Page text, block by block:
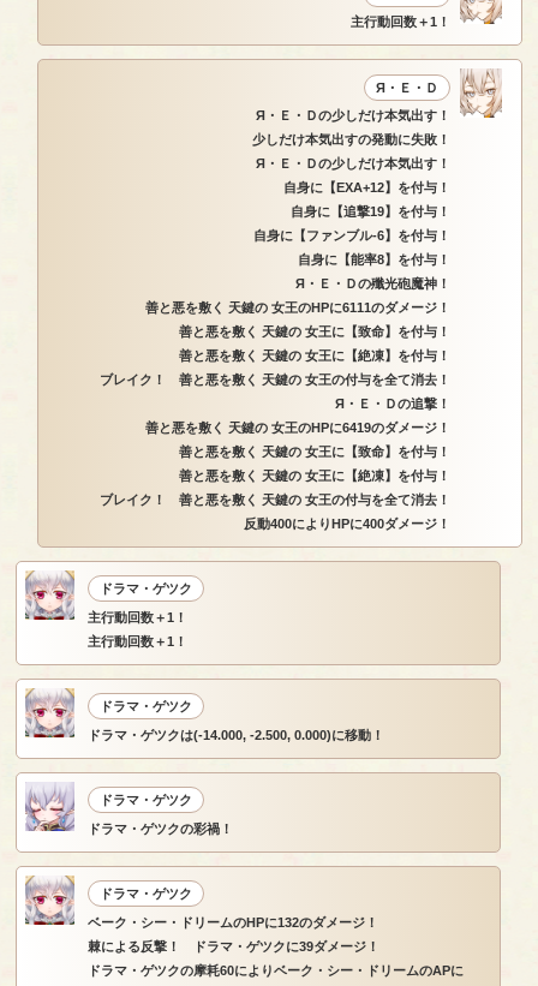
主行動回数＋1！
Я・Ｅ・Ｄ
Я・Ｅ・Ｄの少しだけ本気出す！
少しだけ本気出すの発動に失敗！
Я・Ｅ・Ｄの少しだけ本気出す！
自身に【EXA+12】を付与！
自身に【追撃19】を付与！
自身に【ファンブル-6】を付与！
自身に【能率8】を付与！
Я・Ｅ・Ｄの殲光砲魔神！
善と悪を敷く 天鍵の 女王のHPに6111のダメージ！
善と悪を敷く 天鍵の 女王に【致命】を付与！
善と悪を敷く 天鍵の 女王に【絶凍】を付与！
ブレイク！ 善と悪を敷く 天鍵の 女王の付与を全て消去！
Я・Ｅ・Ｄの追撃！
善と悪を敷く 天鍵の 女王のHPに6419のダメージ！
善と悪を敷く 天鍵の 女王に【致命】を付与！
善と悪を敷く 天鍵の 女王に【絶凍】を付与！
ブレイク！ 善と悪を敷く 天鍵の 女王の付与を全て消去！
反動400によりHPに400ダメージ！
ドラマ・ゲツク
主行動回数＋1！
主行動回数＋1！
ドラマ・ゲツク
ドラマ・ゲツクは(-14.000, -2.500, 0.000)に移動！
ドラマ・ゲツク
ドラマ・ゲツクの彩禍！
ドラマ・ゲツク
ベーク・シー・ドリームのHPに132のダメージ！
棘による反撃！ ドラマ・ゲツクに39ダメージ！
ドラマ・ゲツクの摩耗60によりベーク・シー・ドリームのAPに